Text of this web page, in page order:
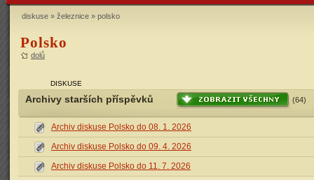
diskuse » železnice » polsko
Polsko
dolů
DISKUSE
Archivy starších příspěvků (64)
Archiv diskuse Polsko do 08. 1. 2026
Archiv diskuse Polsko do 09. 4. 2026
Archiv diskuse Polsko do 11. 7. 2026